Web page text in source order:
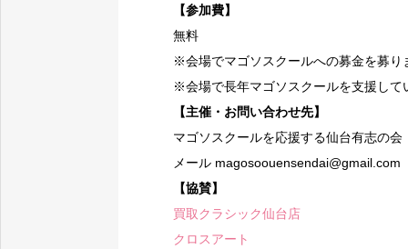
【参加費】
無料
※会場でマゴソスクールへの募金を募
※会場で長年マゴソスクールを支援して
【主催・お問い合わせ先】
マゴソスクールを応援する仙台有志の会
メール magosoouensendai@gmail.com
【協賛】
買取クラシック仙台店
クロスアート